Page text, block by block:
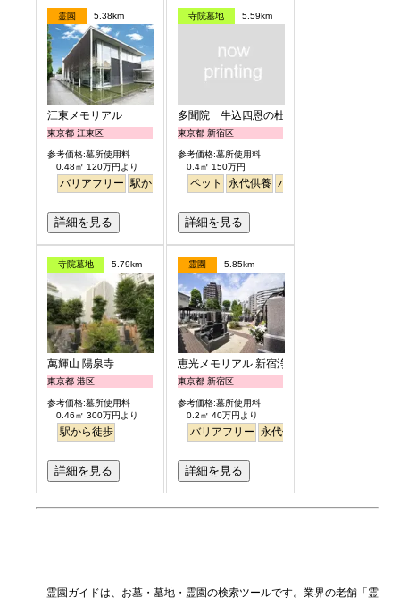
霊園 5.38km
江東メモリアル
東京都 江東区
参考価格:墓所使用料
0.48㎡ 120万円より
バリアフリー 駅から徒歩 平坦 永代供養
詳細を見る
寺院墓地 5.59km
多聞院 牛込四恩の杜
東京都 新宿区
参考価格:墓所使用料
0.4㎡ 150万円
ペット 永代供養 バリアフリー
詳細を見る
寺院墓地 5.79km
萬輝山 陽泉寺
東京都 港区
参考価格:墓所使用料
0.46㎡ 300万円より
駅から徒歩
詳細を見る
霊園 5.85km
恵光メモリアル 新宿浄苑
東京都 新宿区
参考価格:墓所使用料
0.2㎡ 40万円より
バリアフリー 永代供養
詳細を見る
霊園ガイドは、お墓・墓地・霊園の検索ツールです。業界の老舗「霊